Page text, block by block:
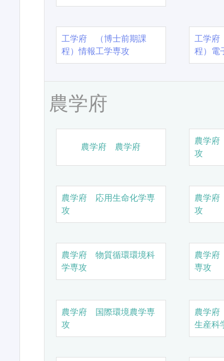
工学府 （博士前期課
程）情報工学専攻
工学
程）電
農学府
農学府 農学府
農学
攻
農学府 応用生命化学専
攻
農学
攻
農学府 物質循環環境科
学専攻
農学
専攻
農学府 国際環境農学専
攻
農学
生産科